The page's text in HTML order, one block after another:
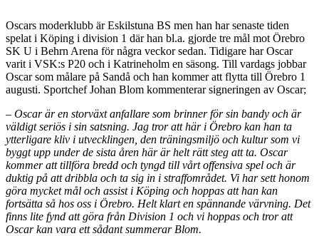
Oscars moderklubb är Eskilstuna BS men han har senaste tiden
spelat i Köping i division 1 där han bl.a. gjorde tre mål mot Örebro
SK U i Behrn Arena för några veckor sedan. Tidigare har Oscar
varit i VSK:s P20 och i Katrineholm en säsong. Till vardags jobbar
Oscar som målare på Sandå och han kommer att flytta till Örebro 1
augusti. Sportchef Johan Blom kommenterar signeringen av Oscar;
– Oscar är en storväxt anfallare som brinner för sin bandy och är
väldigt seriös i sin satsning. Jag tror att här i Örebro kan han ta
ytterligare kliv i utvecklingen, den träningsmiljö och kultur som vi
byggt upp under de sista åren här är helt rätt steg att ta. Oscar
kommer att tillföra bredd och tyngd till vårt offensiva spel och är
duktig på att dribbla och ta sig in i straffområdet. Vi har sett honom
göra mycket mål och assist i Köping och hoppas att han kan
fortsätta så hos oss i Örebro. Helt klart en spännande värvning. Det
finns lite fynd att göra från Division 1 och vi hoppas och tror att
Oscar kan vara ett sådant summerar Blom.